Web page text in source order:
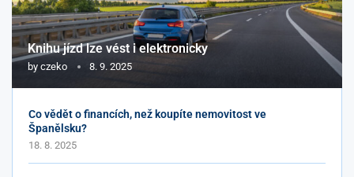
Knihu jízd lze vést i elektronicky
by czeko 8. 9. 2025
Co vědět o financích, než koupíte nemovitost ve
Španělsku?
18. 8. 2025